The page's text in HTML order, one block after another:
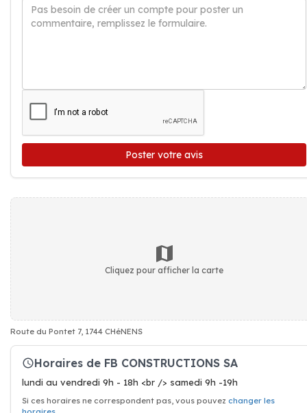
Poster votre avis
Cliquez pour afficher la carte
Route du Pontet 7, 1744 CHéNENS
Horaires de FB CONSTRUCTIONS SA
lundi au vendredi 9h - 18h <br /> samedi 9h -19h
Si ces horaires ne correspondent pas, vous pouvez changer les